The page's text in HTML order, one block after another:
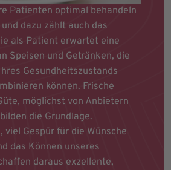
Patienten optimal behandeln
dazu zählt auch das
als Patient erwartet eine
Speisen und Getränken, die
Gesundheitszustands
können. Frische
möglichst von Anbietern
die Grundlage.
viel Gespür für die Wünsche
das Können unseres
daraus exzellente,